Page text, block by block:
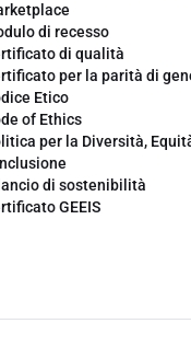
di recesso
di qualità
per la parità di
Etico
of Ethics
per la Diversità,
di sostenibilità
GEEIS